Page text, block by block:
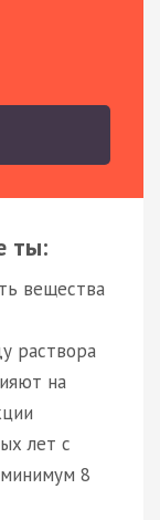
ты:
вещества
раствора
на
лет с
8